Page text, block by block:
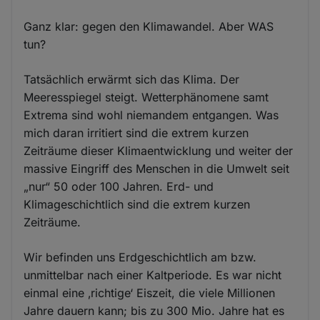
Ganz klar: gegen den Klimawandel. Aber WAS
tun?
Tatsächlich erwärmt sich das Klima. Der
Meeresspiegel steigt. Wetterphänomene samt
Extrema sind wohl niemandem entgangen. Was
mich daran irritiert sind die extrem kurzen
Zeiträume dieser Klimaentwicklung und weiter der
massive Eingriff des Menschen in die Umwelt seit
„nur“ 50 oder 100 Jahren. Erd- und
Klimageschichtlich sind die extrem kurzen
Zeiträume.
Wir befinden uns Erdgeschichtlich am bzw.
unmittelbar nach einer Kaltperiode. Es war nicht
einmal eine ‚richtige‘ Eiszeit, die viele Millionen
Jahre dauern kann; bis zu 300 Mio. Jahre hat es